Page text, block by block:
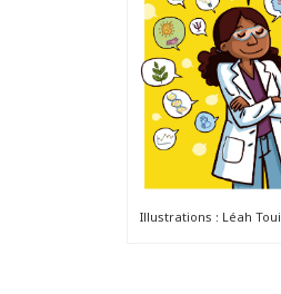
Illustrations : Léah